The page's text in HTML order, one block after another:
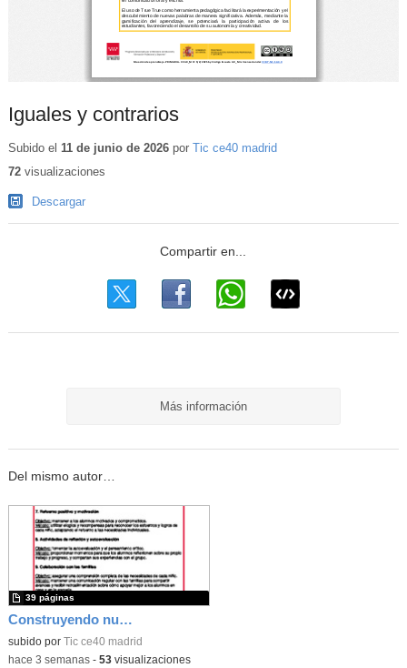
Iguales y contrarios
Subido el 11 de junio de 2026por Tic ce40 madrid
72visualizaciones
Descargar
Más información
Del mismo autor…
Construyendo nuestro parque de atracciones
subido por Tic ce40 madrid
39 páginas
-hace 3 semanas- 53visualizaciones